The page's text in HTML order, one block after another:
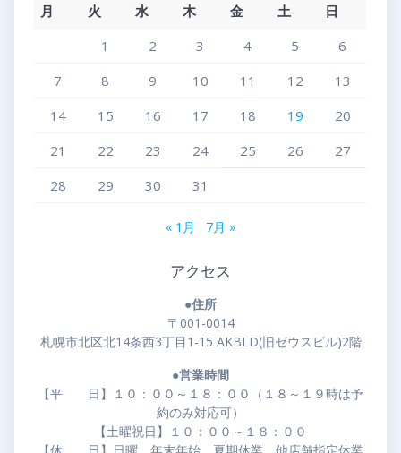
月 火 水 木 金 土
日
1
2 3 4 5
6
7
8 9 10 11 12
13
14
15 16 17 18 19
20
21
22 23 24 25 26
27
28
29 30 31
« 1月 7月 »
アクセス
●住所
〒001-0014
札幌市北区北14条西3丁目1-15 AKBLD(旧ゼウスビル)2階
●営業時間
【平 日】１０：００～１８：００（１８～１９時は予
約のみ対応可）
【土曜祝日】１０：００～１８：００